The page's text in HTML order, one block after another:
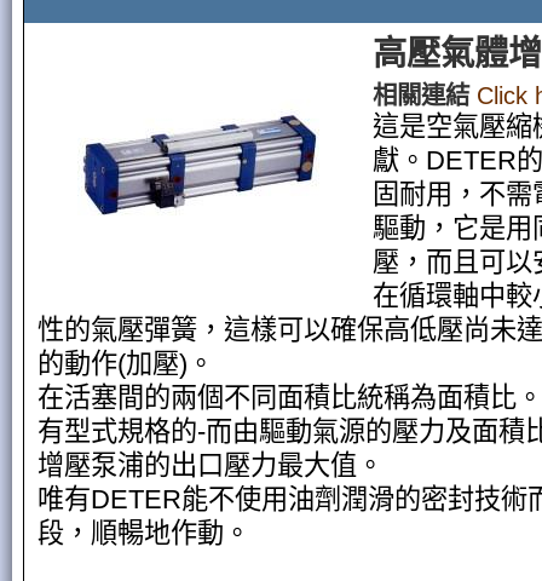
高壓氣體
相關連結 Click
這是空氣壓縮
獻。DETER
固耐用，不
驅動，它是用
壓，而且可以
在循環軸中較
性的氣壓彈簧，這樣可以確保高低壓尚未
的動作(加壓)。
在活塞間的兩個不同面積比統稱為面積比
有型式規格的-而由驅動氣源的壓力及面積
增壓泵浦的出口壓力最大值。
唯有DETER能不使用油劑潤滑的密封技術
段，順暢地作動。